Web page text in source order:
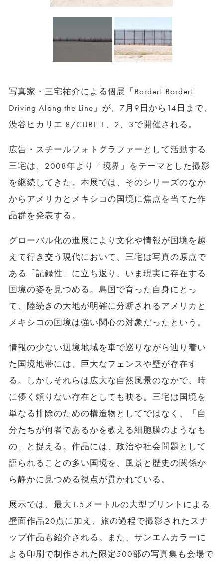
写真家・三宅祐介による個展「Border! Border!
Driving Along the Line」が、7月9日から14日まで、
渋谷ヒカリエ 8/CUBE 1、2、3で開催される。
広告・スチールフォトグラファーとして活動する
三宅は、2008年より「境界」をテーマとした撮影
を継続してきた。本展では、そのシリーズのなか
からアメリカとメキシコの国境に焦点を当てた作
品群を発表する。
グローバル化の進展により文化や情報が国境を越
えて行き交う現代において、三宅は写真の原点で
ある「記録性」に立ち返り、いま現実に存在する
国境の姿を見つめる。島国で育った自身にとっ
て、陸続きの大地が明確に分断されるアメリカと
メキシコの国境は強い関心の対象だったという。
情報の少ない辺境地域を車で巡りながら辿り着い
た国境地帯には、巨大なフェンスや壁が存在す
る。しかしそれらは広大な自然風景のなかで、時
に儚く頼りない存在としても映る。三宅は国境を
単なる排除のための構造物としてではなく、「自
分たちが何者であるかを教える細胞膜のようなも
の」と捉える。作品には、政治や社会問題として
語られることの多い国境を、風景と歴史の関係か
ら静かに見つめる視点が貫かれている。
展示では、最大1.5メートルの大型プリントによる
壁面作品20点に加え、旅の過程で撮影されたスナ
ップ作品も紹介される。また、サンエムカラーに
よる印刷で制作された限定500部の写真集も会場で